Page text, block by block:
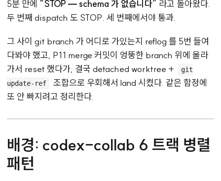
5분 만에 “STOP — schema 가 없습니다” 라고 돌아왔다.
두 번째 dispatch 도 STOP. 세 번째에서야 통과.
그 사이 git branch 가 어디로 가있는지 reflog 를 5번 들여
다봐야 했고, P11 merge 커밋이 엉뚱한 branch 위에 올라
가서 reset 했다가, 결국 detached worktree +
git
update-ref
조합으로 우회해서 land 시켰다. 같은 함정에
또 안 빠지려고 정리한다.
배경: codex-collab 6 트랙 병렬
패턴